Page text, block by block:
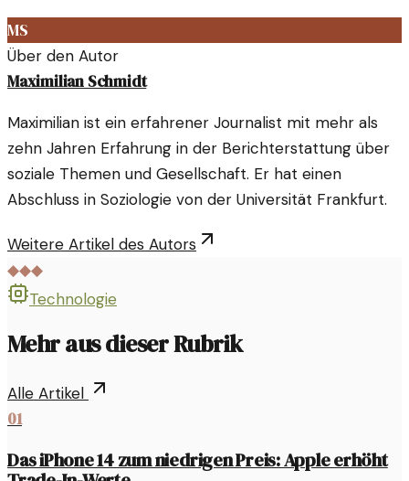
MS
Über den Autor
Maximilian Schmidt
Maximilian ist ein erfahrener Journalist mit mehr als
zehn Jahren Erfahrung in der Berichterstattung über
soziale Themen und Gesellschaft. Er hat einen
Abschluss in Soziologie von der Universität Frankfurt.
Weitere Artikel des Autors
◆◆◆
Technologie
Mehr aus dieser Rubrik
Alle Artikel
01
Das iPhone 14 zum niedrigen Preis: Apple erhöht